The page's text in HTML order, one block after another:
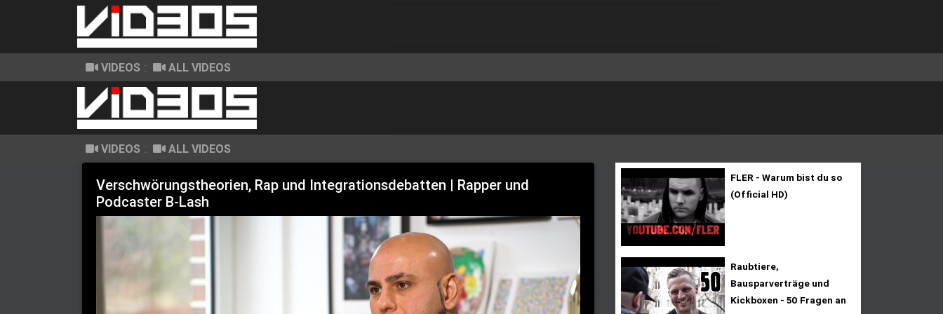
VIDEOS :: ALL VIDEOS
VIDEOS :: ALL VIDEOS
Verschwörungstheorien, Rap und Integrationsdebatten | Rapper und
Podcaster B-Lash
FLER - Warum bist du so
(Official HD)
Raubtiere,
Bausparverträge und
Kickboxen - 50 Fragen an